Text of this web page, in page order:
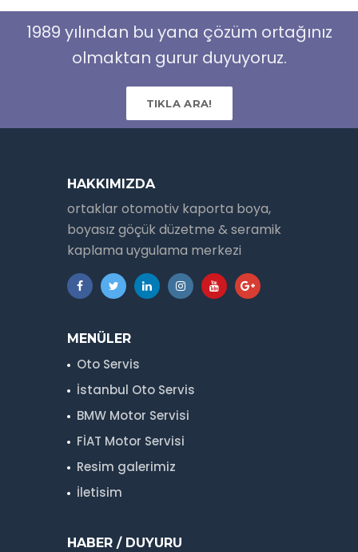
1989 yılından bu yana çözüm ortağınız
olmaktan gurur duyuyoruz.
TIKLA ARA!
HAKKIMIZDA
ortaklar otomotiv kaporta boya,
boyasız göçük düzetme & seramik
kaplama uygulama merkezi
MENÜLER
Oto Servis
İstanbul Oto Servis
BMW Motor Servisi
FİAT Motor Servisi
Resim galerimiz
İletisim
HABER / DUYURU